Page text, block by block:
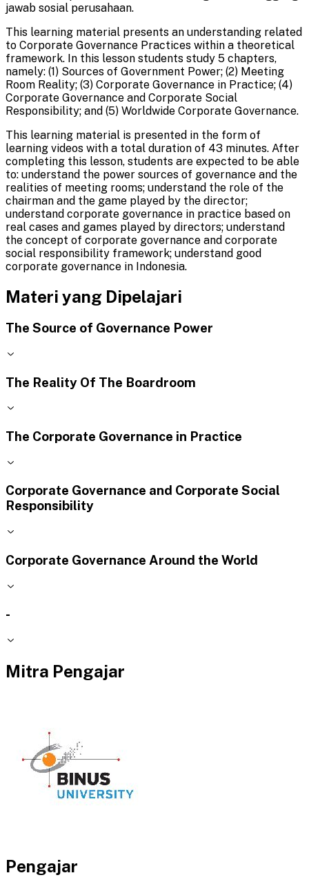
jawab sosial perusahaan.
This learning material presents an understanding related
to Corporate Governance Practices within a theoretical
framework. In this lesson students study 5 chapters,
namely: (1) Sources of Government Power; (2) Meeting
Room Reality; (3) Corporate Governance in Practice; (4)
Corporate Governance and Corporate Social
Responsibility; and (5) Worldwide Corporate Governance.
This learning material is presented in the form of
learning videos with a total duration of 43 minutes. After
completing this lesson, students are expected to be able
to: understand the power sources of governance and the
realities of meeting rooms; understand the role of the
chairman and the game played by the director;
understand corporate governance in practice based on
real cases and games played by directors; understand
the concept of corporate governance and corporate
social responsibility framework; understand good
corporate governance in Indonesia.
Materi yang Dipelajari
The Source of Governance Power
The Reality Of The Boardroom
The Corporate Governance in Practice
Corporate Governance and Corporate Social
Responsibility
Corporate Governance Around the World
-
Mitra Pengajar
Pengajar